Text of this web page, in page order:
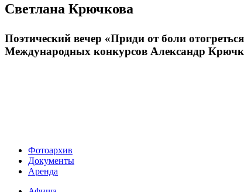
Светлана Крючкова
Поэтический вечер «Приди от боли
Международных конкурсов Александр
Фотоархив
Документы
Аренда